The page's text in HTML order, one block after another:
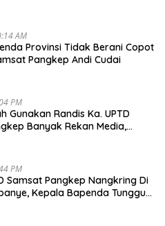
AM
Provinsi Tidak Berani Copot
Pangkep Andi Cudai
PM
Gunakan Randis Ka. UPTD
Banyak Rekan Media,
PM
Samsat Pangkep Nangkring Di
Kepala Bapenda Tunggu